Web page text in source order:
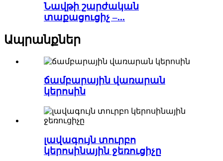
Նավթի շարժական
տաքացուցիչ –...
Ապրանքներ
ճամբարային վառարան
կերոսին
լավագույն տուրբո
կերոսինային ջեռուցիչը